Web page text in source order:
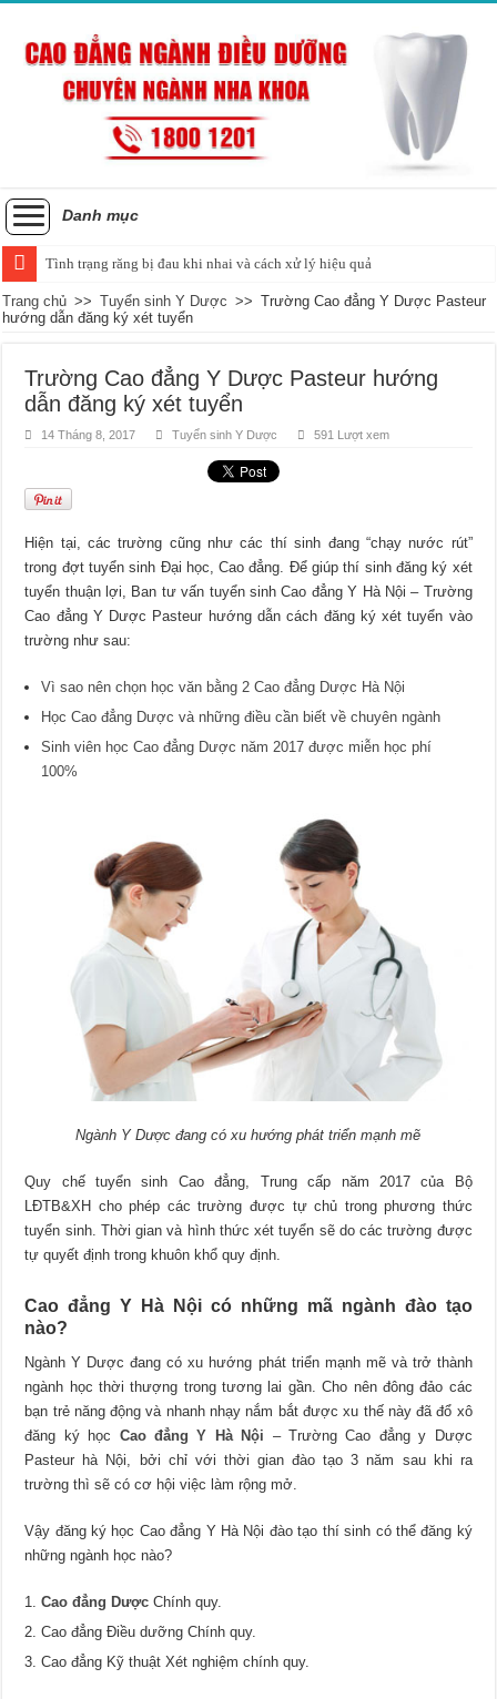
Danh mục
Tình trạng răng bị đau khi nhai và cách xử lý hiệu quả
Trang chủ >> Tuyển sinh Y Dược >> Trường Cao đẳng Y Dược Pasteur
hướng dẫn đăng ký xét tuyển
Trường Cao đẳng Y Dược Pasteur hướng
dẫn đăng ký xét tuyển
14 Tháng 8, 2017 Tuyển sinh Y Dược 591 Lượt xem
Hiện tại, các trường cũng như các thí sinh đang “chạy nước rút”
trong đợt tuyển sinh Đại học, Cao đẳng. Để giúp thí sinh đăng ký xét
tuyển thuận lợi, Ban tư vấn tuyển sinh Cao đẳng Y Hà Nội – Trường
Cao đẳng Y Dược Pasteur hướng dẫn cách đăng ký xét tuyển vào
trường như sau:
Vì sao nên chọn học văn bằng 2 Cao đẳng Dược Hà Nội
Học Cao đẳng Dược và những điều cần biết về chuyên ngành
Sinh viên học Cao đẳng Dược năm 2017 được miễn học phí
100%
Ngành Y Dược đang có xu hướng phát triển mạnh mẽ
Quy chế tuyển sinh Cao đẳng, Trung cấp năm 2017 của Bộ
LĐTB&XH cho phép các trường được tự chủ trong phương thức
tuyển sinh. Thời gian và hình thức xét tuyển sẽ do các trường được
tự quyết định trong khuôn khổ quy định.
Cao đẳng Y Hà Nội có những mã ngành đào tạo
nào?
Ngành Y Dược đang có xu hướng phát triển mạnh mẽ và trở thành
ngành học thời thượng trong tương lai gần. Cho nên đông đảo các
bạn trẻ năng động và nhanh nhạy nắm bắt được xu thế này đã đổ xô
đăng ký học Cao đẳng Y Hà Nội – Trường Cao đẳng y Dược
Pasteur hà Nội, bởi chỉ với thời gian đào tạo 3 năm sau khi ra
trường thì sẽ có cơ hội việc làm rộng mở.
Vậy đăng ký học Cao đẳng Y Hà Nội đào tạo thí sinh có thể đăng ký
những ngành học nào?
Cao đẳng Dược Chính quy.
Cao đẳng Điều dưỡng Chính quy.
Cao đẳng Kỹ thuật Xét nghiệm chính quy.